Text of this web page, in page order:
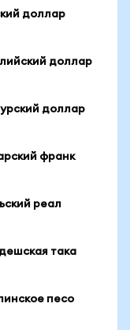
доллар
доллар
доллар
франк
реал
така
песо